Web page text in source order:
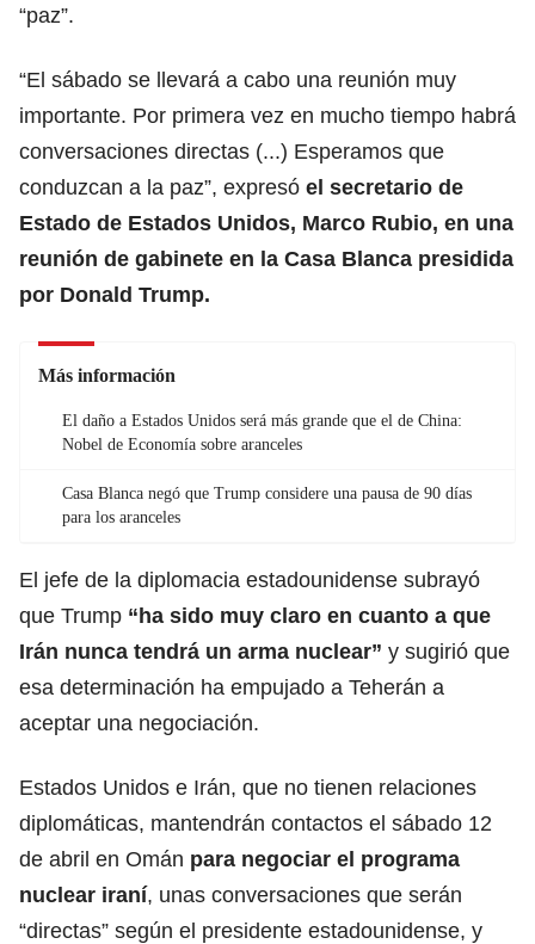
“paz”.
“El sábado se llevará a cabo una reunión muy
importante. Por primera vez en mucho tiempo habrá
conversaciones directas (...) Esperamos que
conduzcan a la paz”, expresó el secretario de
Estado de Estados Unidos, Marco Rubio, en una
reunión de gabinete en la Casa Blanca presidida
por Donald Trump.
Más información
El daño a Estados Unidos será más grande que el de China:
Nobel de Economía sobre aranceles
Casa Blanca negó que Trump considere una pausa de 90 días
para los aranceles
El jefe de la diplomacia estadounidense subrayó
que Trump “ha sido muy claro en cuanto a que
Irán nunca tendrá un arma nuclear” y sugirió que
esa determinación ha empujado a Teherán a
aceptar una negociación.
Estados Unidos e Irán, que no tienen relaciones
diplomáticas, mantendrán contactos el sábado 12
de abril en Omán para negociar el programa
nuclear iraní, unas conversaciones que serán
“directas” según el presidente estadounidense, y